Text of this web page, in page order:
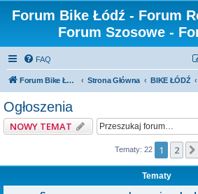
Forum Bike Łódź - Forum
Forum Szosowe -
FAQ
Forum Bike Łódź - Forum Rowerowe Łódź - Forum Szosowe - Forum MTB Strona Główna BIKE ŁÓDŹ
Ogłoszenia
NOWY TEMAT
Tematy: 22 1 2
Tematy